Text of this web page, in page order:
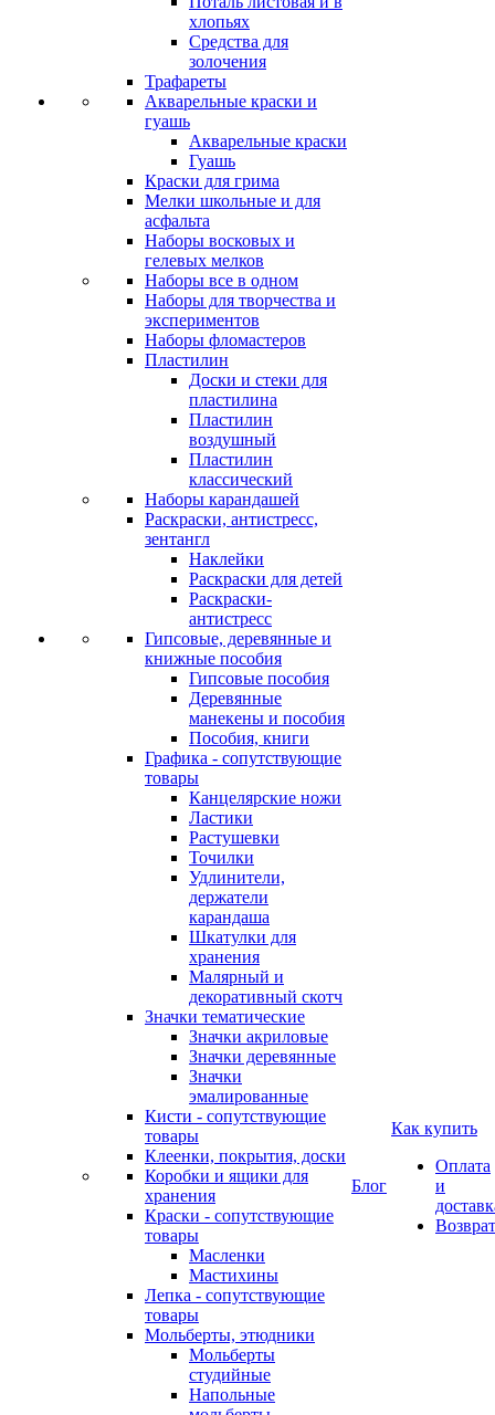
хлопьях
Средства для
золочения
Трафареты
Акварельные краски и
гуашь
Акварельные краски
Гуашь
Краски для грима
Мелки школьные и для
асфальта
Наборы восковых и
гелевых мелков
Наборы все в одном
Наборы для творчества и
экспериментов
Наборы фломастеров
Пластилин
Доски и стеки для
пластилина
Пластилин
воздушный
Пластилин
классический
Наборы карандашей
Раскраски, антистресс,
зентангл
Наклейки
Раскраски для детей
Раскраски-
антистресс
Гипсовые, деревянные и
книжные пособия
Гипсовые пособия
Деревянные
манекены и пособия
Пособия, книги
Графика - сопутствующие
товары
Канцелярские ножи
Ластики
Растушевки
Точилки
Удлинители,
держатели
карандаша
Шкатулки для
хранения
Малярный и
декоративный скотч
Значки тематические
Значки акриловые
Значки деревянные
Значки
эмалированные
Кисти - сопутствующие
товары
Клеенки, покрытия, доски
Коробки и ящики для
хранения
Краски - сопутствующие
товары
Масленки
Мастихины
Лепка - сопутствующие
товары
Мольберты, этюдники
Мольберты
студийные
Напольные
Блог
Как купить
Оплата
и
Возврат